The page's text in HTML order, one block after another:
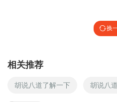
换
相关推荐
胡说八道了解一下 胡说八道